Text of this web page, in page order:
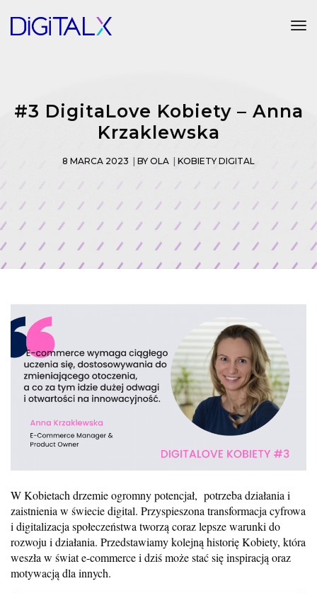
#3 DigitaLove Kobiety – Anna
Krzaklewska
8 MARCA 2023 BY OLA KOBIETY DIGITAL
W Kobietach drzemie ogromny potencjał, potrzeba działania i
zaistnienia w świecie digital. Przyspieszona transformacja cyfrowa
i digitalizacja społeczeństwa tworzą coraz lepsze warunki do
rozwoju i działania. Przedstawiamy kolejną historię Kobiety, która
weszła w świat e-commerce i dziś może stać się inspiracją oraz
motywacją dla innych.